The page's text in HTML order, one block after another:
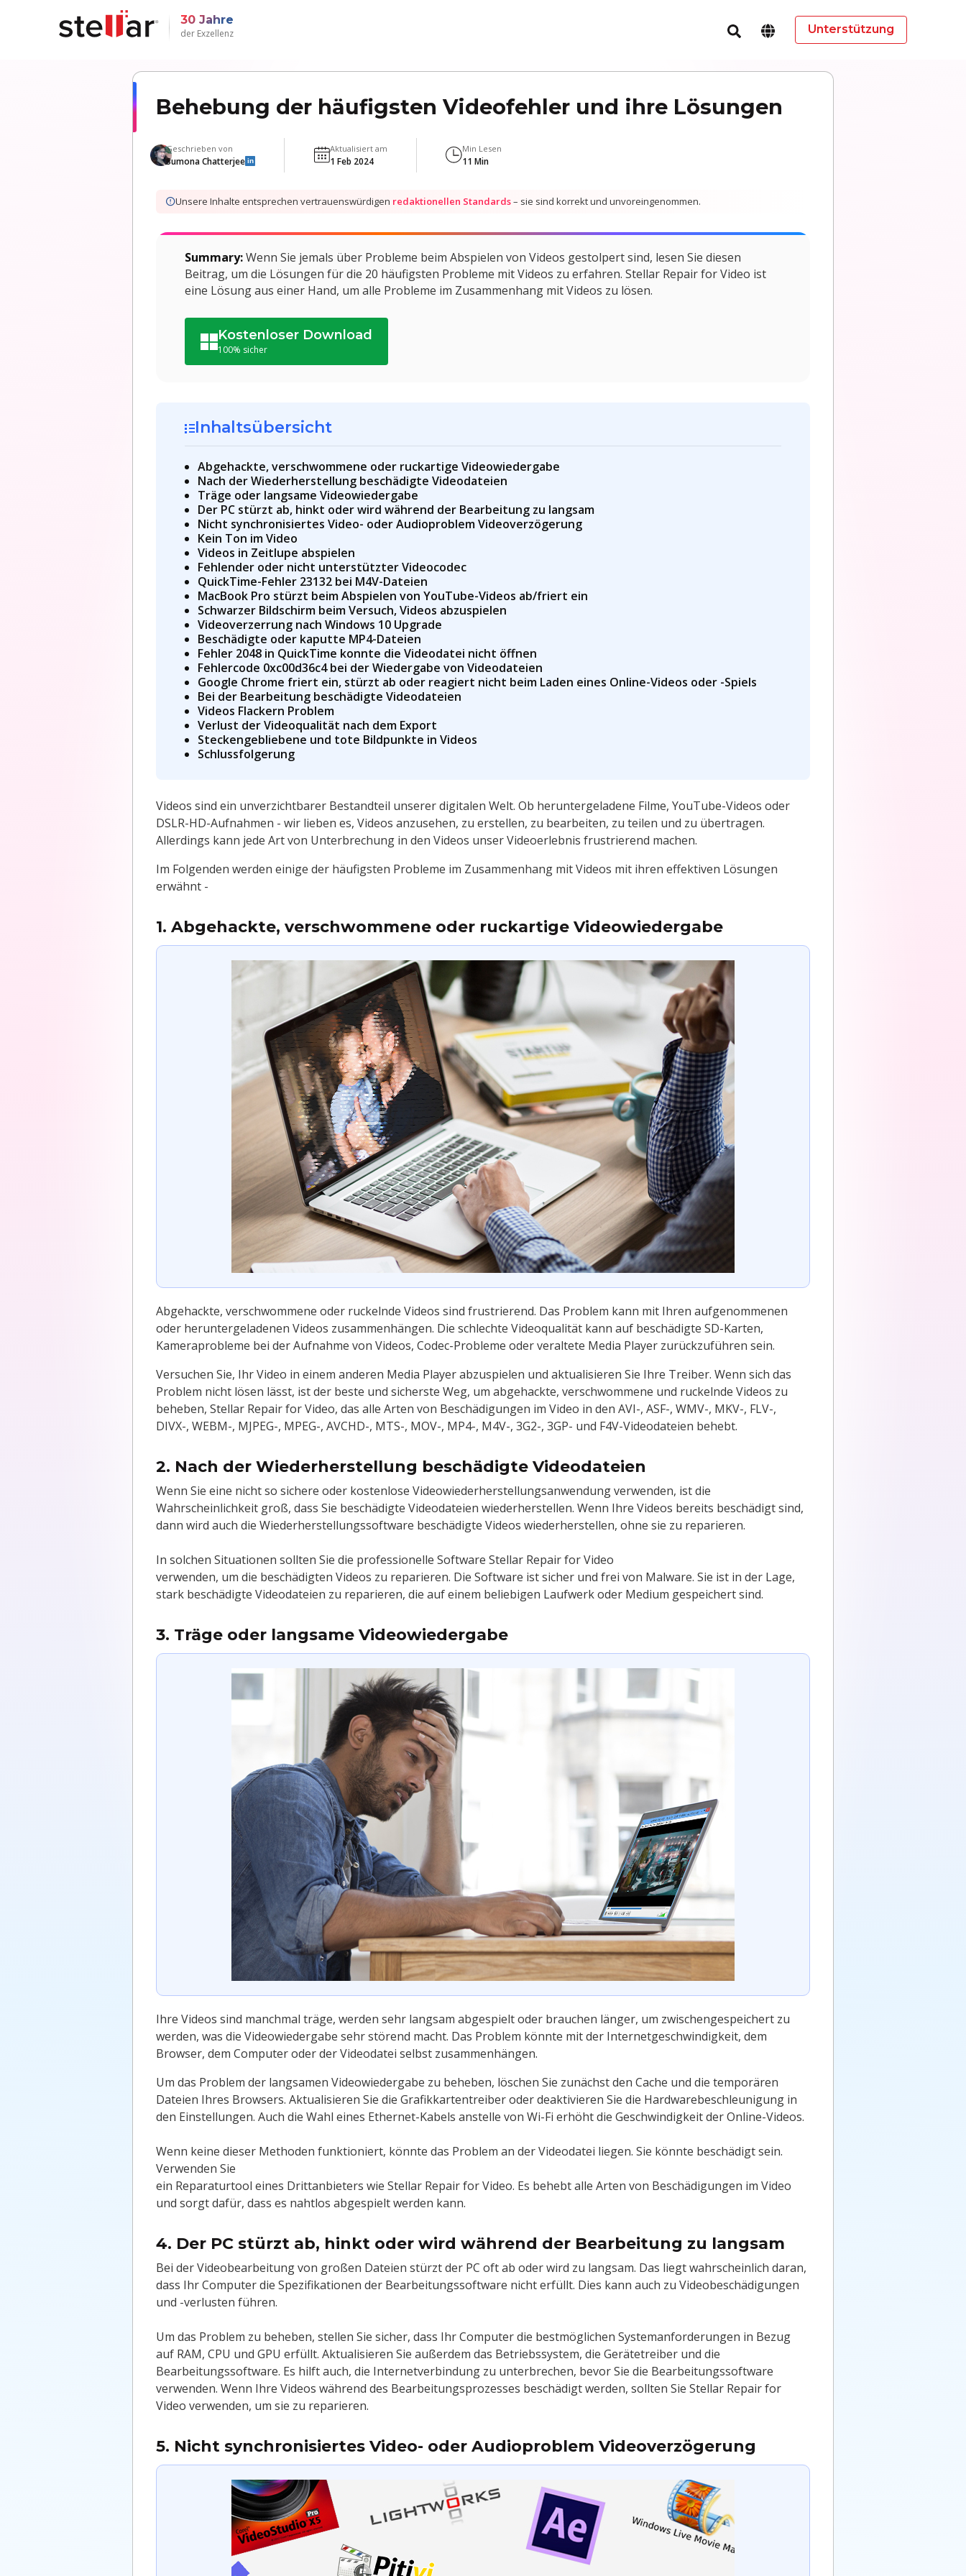
30 Jahre
der Exzellenz Unterstützung
Behebung der häufigsten Videofehler und ihre Lösungen
Geschrieben von
Sumona Chatterjee in
Aktualisiert am
1 Feb 2024
Min Lesen
11 Min
Unsere Inhalte entsprechen vertrauenswürdigen redaktionellen Standards– sie sind korrekt und unvoreingenommen.
Summary:Wenn Sie jemals über Probleme beim Abspielen von Videos gestolpert sind, lesen Sie diesen
Beitrag, um die Lösungen für die 20 häufigsten Probleme mit Videos zu erfahren. Stellar Repair for Video ist
eine Lösung aus einer Hand, um alle Probleme im Zusammenhang mit Videos zu lösen.
Kostenloser Download
100% sicher
Inhaltsübersicht
Abgehackte, verschwommene oder ruckartige Videowiedergabe
Nach der Wiederherstellung beschädigte Videodateien
Träge oder langsame Videowiedergabe
Der PC stürzt ab, hinkt oder wird während der Bearbeitung zu langsam
Nicht synchronisiertes Video- oder Audioproblem Videoverzögerung
Kein Ton im Video
Videos in Zeitlupe abspielen
Fehlender oder nicht unterstützter Videocodec
QuickTime-Fehler 23132 bei M4V-Dateien
MacBook Pro stürzt beim Abspielen von YouTube-Videos ab/friert ein
Schwarzer Bildschirm beim Versuch, Videos abzuspielen
Videoverzerrung nach Windows 10 Upgrade
Beschädigte oder kaputte MP4-Dateien
Fehler 2048 in QuickTime konnte die Videodatei nicht öffnen
Fehlercode 0xc00d36c4 bei der Wiedergabe von Videodateien
Google Chrome friert ein, stürzt ab oder reagiert nicht beim Laden eines Online-Videos oder -Spiels
Bei der Bearbeitung beschädigte Videodateien
Videos Flackern Problem
Verlust der Videoqualität nach dem Export
Steckengebliebene und tote Bildpunkte in Videos
Schlussfolgerung
Videos sind ein unverzichtbarer Bestandteil unserer digitalen Welt. Ob heruntergeladene Filme, YouTube-Videos oder
DSLR-HD-Aufnahmen - wir lieben es, Videos anzusehen, zu erstellen, zu bearbeiten, zu teilen und zu übertragen.
Allerdings kann jede Art von Unterbrechung in den Videos unser Videoerlebnis frustrierend machen.
Im Folgenden werden einige der häufigsten Probleme im Zusammenhang mit Videos mit ihren effektiven Lösungen
erwähnt -
1. Abgehackte, verschwommene oder ruckartige Videowiedergabe
Abgehackte, verschwommene oder ruckelnde Videos sind frustrierend. Das Problem kann mit Ihren aufgenommenen
oder heruntergeladenen Videos zusammenhängen. Die schlechte Videoqualität kann auf beschädigte SD-Karten,
Kameraprobleme bei der Aufnahme von Videos, Codec-Probleme oder veraltete Media Player zurückzuführen sein.
Versuchen Sie, Ihr Video in einem anderen Media Player abzuspielen und aktualisieren Sie Ihre Treiber. Wenn sich das
Problem nicht lösen lässt, ist der beste und sicherste Weg, um abgehackte, verschwommene und ruckelnde Videos zu
beheben, Stellar Repair for Video, das alle Arten von Beschädigungen im Video in den AVI-, ASF-, WMV-, MKV-, FLV-,
DIVX-, WEBM-, MJPEG-, MPEG-, AVCHD-, MTS-, MOV-, MP4-, M4V-, 3G2-, 3GP- und F4V-Videodateien behebt.
2. Nach der Wiederherstellung beschädigte Videodateien
Wenn Sie eine nicht so sichere oder kostenlose Videowiederherstellungsanwendung verwenden, ist die
Wahrscheinlichkeit groß, dass Sie beschädigte Videodateien wiederherstellen. Wenn Ihre Videos bereits beschädigt sind,
dann wird auch die Wiederherstellungssoftware beschädigte Videos wiederherstellen, ohne sie zu reparieren.
In solchen Situationen sollten Sie die professionelle Software Stellar Repair for Video
verwenden, um die beschädigten Videos zu reparieren. Die Software ist sicher und frei von Malware. Sie ist in der Lage,
stark beschädigte Videodateien zu reparieren, die auf einem beliebigen Laufwerk oder Medium gespeichert sind.
3. Träge oder langsame Videowiedergabe
Ihre Videos sind manchmal träge, werden sehr langsam abgespielt oder brauchen länger, um zwischengespeichert zu
werden, was die Videowiedergabe sehr störend macht. Das Problem könnte mit der Internetgeschwindigkeit, dem
Browser, dem Computer oder der Videodatei selbst zusammenhängen.
Um das Problem der langsamen Videowiedergabe zu beheben, löschen Sie zunächst den Cache und die temporären
Dateien Ihres Browsers. Aktualisieren Sie die Grafikkartentreiber oder deaktivieren Sie die Hardwarebeschleunigung in
den Einstellungen. Auch die Wahl eines Ethernet-Kabels anstelle von Wi-Fi erhöht die Geschwindigkeit der Online-Videos.
Wenn keine dieser Methoden funktioniert, könnte das Problem an der Videodatei liegen. Sie könnte beschädigt sein.
Verwenden Sie
ein Reparaturtool eines Drittanbieters wie Stellar Repair for Video. Es behebt alle Arten von Beschädigungen im Video
und sorgt dafür, dass es nahtlos abgespielt werden kann.
4. Der PC stürzt ab, hinkt oder wird während der Bearbeitung zu langsam
Bei der Videobearbeitung von großen Dateien stürzt der PC oft ab oder wird zu langsam. Das liegt wahrscheinlich daran,
dass Ihr Computer die Spezifikationen der Bearbeitungssoftware nicht erfüllt. Dies kann auch zu Videobeschädigungen
und -verlusten führen.
Um das Problem zu beheben, stellen Sie sicher, dass Ihr Computer die bestmöglichen Systemanforderungen in Bezug
auf RAM, CPU und GPU erfüllt. Aktualisieren Sie außerdem das Betriebssystem, die Gerätetreiber und die
Bearbeitungssoftware. Es hilft auch, die Internetverbindung zu unterbrechen, bevor Sie die Bearbeitungssoftware
verwenden. Wenn Ihre Videos während des Bearbeitungsprozesses beschädigt werden, sollten Sie Stellar Repair for
Video verwenden, um sie zu reparieren.
5. Nicht synchronisiertes Video- oder Audioproblem Videoverzögerung